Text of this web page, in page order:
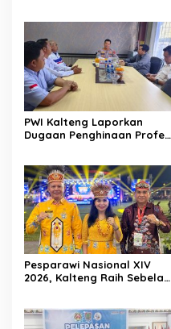
PWI Kalteng Laporkan
Dugaan Penghinaan Profesi
Pesparawi Nasional XIV
2026, Kalteng Raih Sebelas